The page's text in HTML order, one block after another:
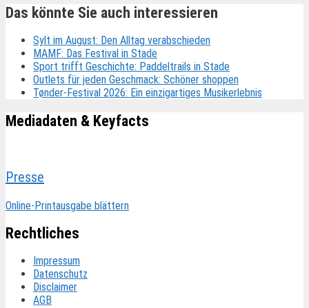
Das könnte Sie auch interessieren
Sylt im August: Den Alltag verabschieden
MAMF: Das Festival in Stade
Sport trifft Geschichte: Paddeltrails in Stade
Outlets für jeden Geschmack: Schöner shoppen
Tønder-Festival 2026: Ein einzigartiges Musikerlebnis
Mediadaten & Keyfacts
Presse
Online-Printausgabe blättern
Rechtliches
Impressum
Datenschutz
Disclaimer
AGB